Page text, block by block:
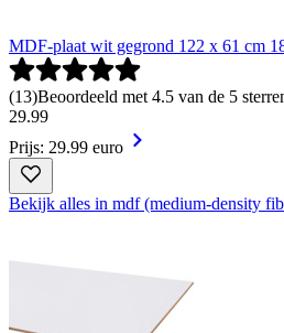
MDF-plaat wit gegrond 122 x 61 cm
(13)Beoordeeld met 4.5 van de 5
29.99
Prijs: 29.99 euro
Bekijk alles in mdf (medium-density